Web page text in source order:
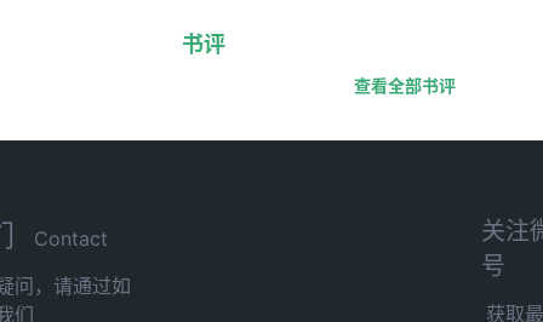
书评
查看全部书评
Contact
问，请通过如
们
关注
号
获取